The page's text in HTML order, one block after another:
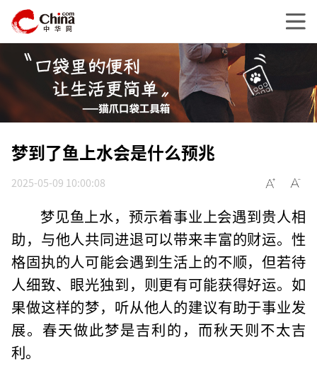
梦到了鱼上水会是什么预兆
2025-05-09 10:00:08
梦见鱼上水，预示着事业上会遇到贵人相
助，与他人共同进退可以带来丰富的财运。性
格固执的人可能会遇到生活上的不顺，但若待
人细致、眼光独到，则更有可能获得好运。如
果做这样的梦，听从他人的建议有助于事业发
展。春天做此梦是吉利的，而秋天则不太吉
利。